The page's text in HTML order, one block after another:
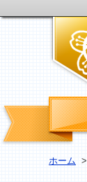
ホーム >